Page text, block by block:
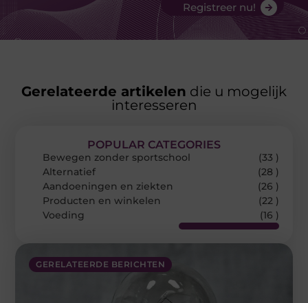
Registreer nu!
Gerelateerde artikelen die u mogelijk
interesseren
GERELATEERDE BERICHTEN
POPULAR CATEGORIES
Bewegen zonder sportschool
(33 )
Alternatief
(28 )
Aandoeningen en ziekten
(26 )
Producten en winkelen
(22 )
Voeding
(16 )